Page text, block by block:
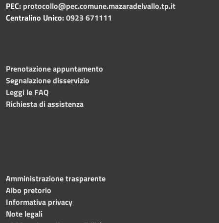
PEC: protocollo@pec.comune.mazaradelvallo.tp.it
Centralino Unico:0923 671111
Prenotazione appuntamento
Segnalazione disservizio
Leggi le FAQ
Richiesta di assistenza
Amministrazione trasparente
Albo pretorio
Informativa privacy
Note legali